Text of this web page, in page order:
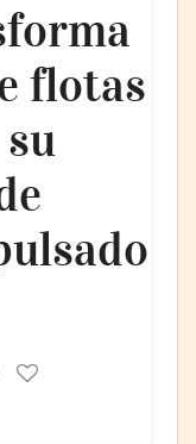
flotas